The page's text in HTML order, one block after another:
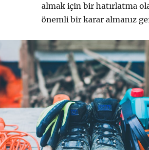
almak için bir hatırlatma
önemli bir karar almanız